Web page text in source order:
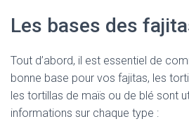
Les bases des
Tout d’abord, il est essentiel de
bonne base pour vos fajitas, les
les tortillas de maïs ou de blé sont
informations sur chaque type :